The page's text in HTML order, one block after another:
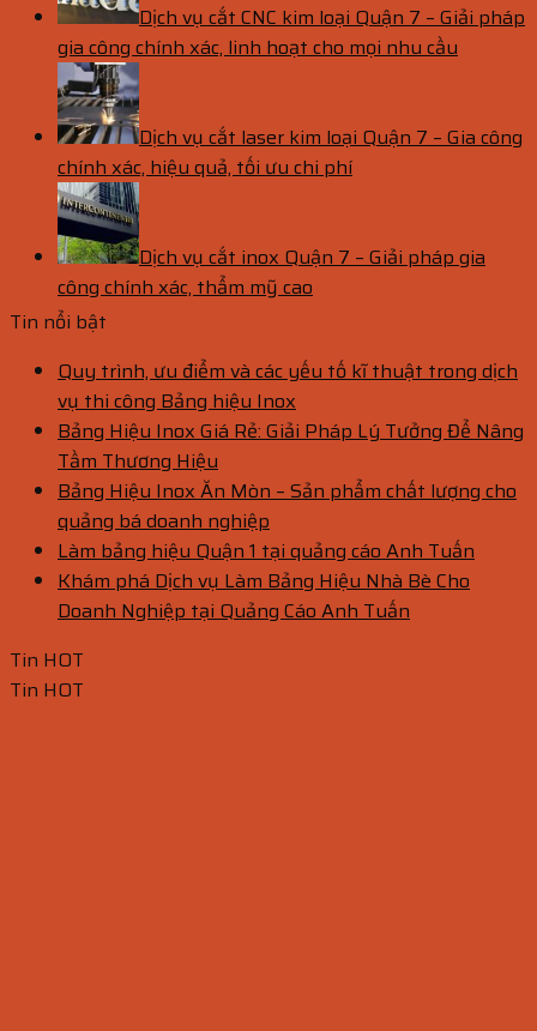
Dịch vụ cắt CNC kim loại Quận 7 – Giải pháp
gia công chính xác, linh hoạt cho mọi nhu cầu
Dịch vụ cắt laser kim loại Quận 7 – Gia công
chính xác, hiệu quả, tối ưu chi phí
Dịch vụ cắt inox Quận 7 – Giải pháp gia
công chính xác, thẩm mỹ cao
Tin nổi bật
Quy trình, ưu điểm và các yếu tố kĩ thuật trong dịch
vụ thi công Bảng hiệu Inox
Bảng Hiệu Inox Giá Rẻ: Giải Pháp Lý Tưởng Để Nâng
Tầm Thương Hiệu
Bảng Hiệu Inox Ăn Mòn – Sản phẩm chất lượng cho
quảng bá doanh nghiệp
Làm bảng hiệu Quận 1 tại quảng cáo Anh Tuấn
Khám phá Dịch vụ Làm Bảng Hiệu Nhà Bè Cho
Doanh Nghiệp tại Quảng Cáo Anh Tuấn
Tin HOT
Tin HOT